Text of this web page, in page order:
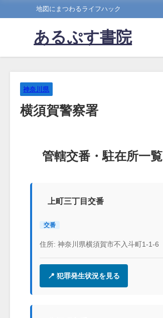
地図にまつわるライフハック
あるぷす書院
神奈川県
横須賀警察署
管轄交番・駐在所一覧
上町三丁目交番
交番
住所: 神奈川県横須賀市不入斗町1-1-6
📍 犯罪発生状況を見る